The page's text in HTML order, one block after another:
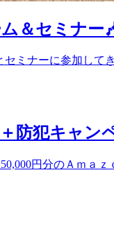
＆セミナー
セミナーに参加し
防犯キャン
円分のＡｍａ